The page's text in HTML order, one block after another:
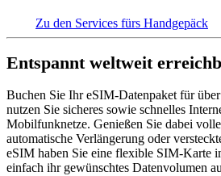
Zu den Services fürs Handgepäck
Entspannt weltweit
Buchen Sie Ihr eSIM-Datenpaket für
nutzen Sie sicheres sowie schnelles
Mobilfunknetze. Genießen Sie dabei
automatische Verlängerung oder
eSIM haben Sie eine flexible SIM-Karte
einfach ihr gewünschtes Datenvolumen